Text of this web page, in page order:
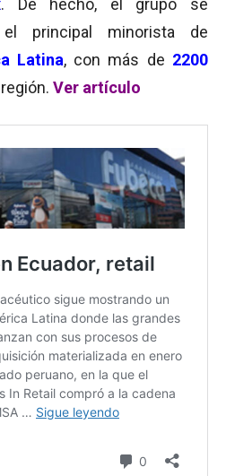
. De hecho, el grupo se
principal minorista de
Latina, con más de 2200
Ver artículo